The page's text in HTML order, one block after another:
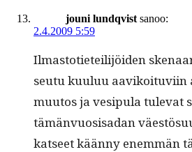
jouni lundqvist sanoo:
2.4.2009 5:59
Ilmas­toti­eteil­i­jöi­den
seu­tu kuu­luu
muu­tos ja vesip­u­la tule­vat
tämän­vu­o­sisadan
kat­seet kään­ny enem­män